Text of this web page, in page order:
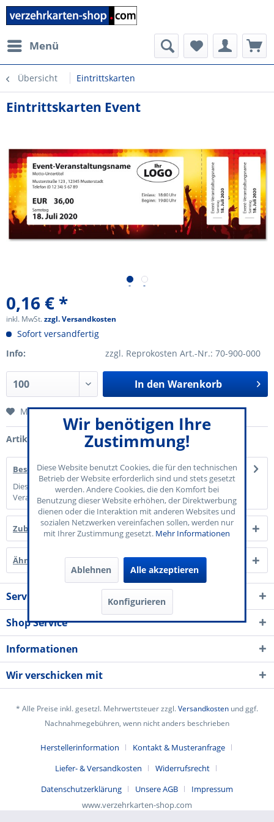
Menü
Übersicht Eintrittskarten
Eintrittskarten Event
0,16 € *
inkl. MwSt.zzgl. Versandkosten
Sofort versandfertig
Info:
zzgl. Reprokosten Art.-Nr.: 70-900-000
In den Warenkorb
Merken
Artikel-Nr.: 70-900-007
Beschreibung
Diese Eintrittskarte mit dem Motiv "Event" verleiht Ihrer
Veranstaltung einen Konzert-Charakter...mehr
Zubehör 1
Ähnliche Artikel
Service Kontakt
Shop Service
Informationen
Wir verschicken mit
* Alle Preise inkl. gesetzl. Mehrwertsteuer zzgl.Versandkosten und ggf.
Nachnahmegebühren, wenn nicht anders beschrieben
Herstellerinformation
Kontakt & Musteranfrage
Liefer- & Versandkosten
Widerrufsrecht
Datenschutzerklärung
Unsere AGB
Impressum
www.verzehrkarten-shop.com
Wir benötigen Ihre
Zustimmung!
Diese Website benutzt Cookies, die für den technischen
Betrieb der Website erforderlich sind und stets gesetzt
werden. Andere Cookies, die den Komfort bei
Benutzung dieser Website erhöhen, der Direktwerbung
dienen oder die Interaktion mit anderen Websites und
sozialen Netzwerken vereinfachen sollen, werden nur
mit Ihrer Zustimmung gesetzt. Mehr Informationen
Ablehnen Alle akzeptieren
Konfigurieren